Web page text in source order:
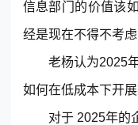
信息部门的价值该
经是现在不得不考虑
老杨认为2025
如何在低成本下开
对于 2025年的